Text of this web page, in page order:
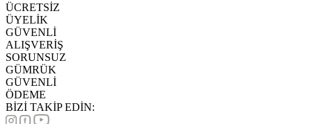
ÜCRETSİZ
ÜYELİK
GÜVENLİ
ALIŞVERİŞ
SORUNSUZ
GÜMRÜK
GÜVENLİ
ÖDEME
BİZİ TAKİP EDİN: